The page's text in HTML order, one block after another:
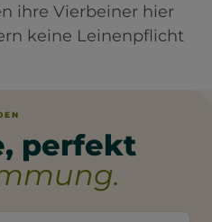
ihre Vierbeiner hier
keine Leinenpflicht
perfekt